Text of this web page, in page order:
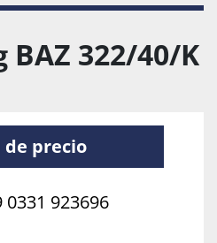
BAZ 322/40/K
precio
0331 923696